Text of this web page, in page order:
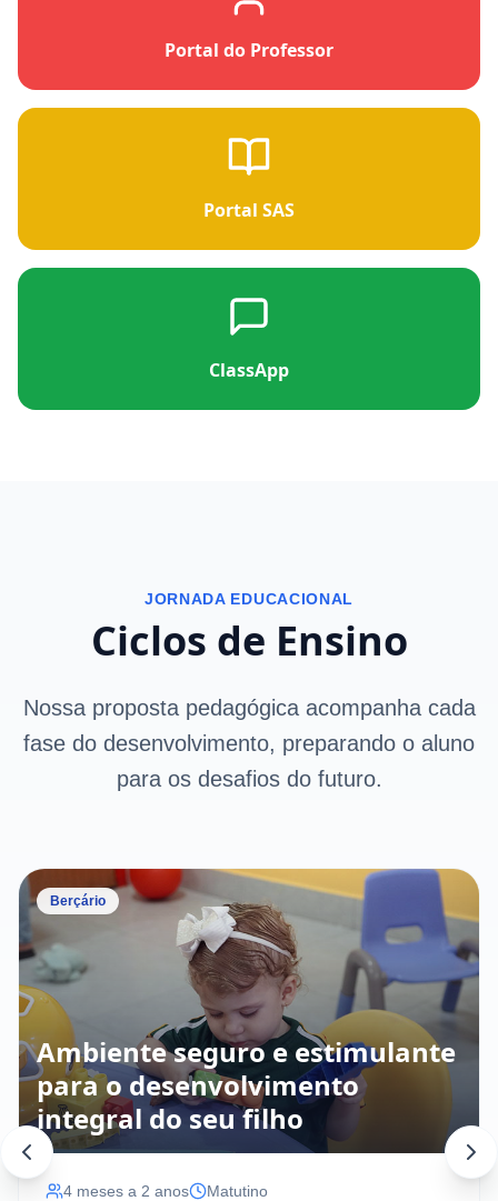
Portal do Professor
Portal SAS
ClassApp
JORNADA EDUCACIONAL
Ciclos de Ensino
Nossa proposta pedagógica acompanha cada
fase do desenvolvimento, preparando o aluno
para os desafios do futuro.
Berçário
Ambiente seguro e estimulante
para o desenvolvimento
integral do seu filho
4 meses a 2 anos Matutino